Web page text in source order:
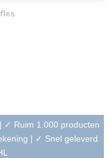
✓ Ruim 1.000 producten
| ✓ Snel geleverd